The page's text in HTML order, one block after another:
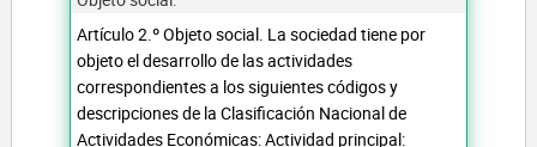
Artículo 2.º Objeto social. La sociedad tiene por
objeto el desarrollo de las actividades
correspondientes a los siguientes códigos y
descripciones de la Clasificación Nacional de
Actividades Económicas: Actividad principal: